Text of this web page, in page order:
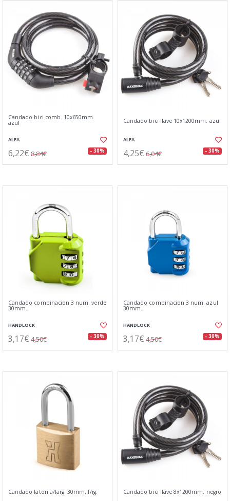
Candado bici comb. 10x650mm.
azul
ALFA
6,22€ 8,84€ - 30%
Candado bici llave 10x1200mm. azul
ALFA
4,25€ 6,04€ - 30%
Candado combinacion 3 num. verde
30mm.
HANDLOCK
3,17€ 4,50€ - 30%
Candado combinacion 3 num. azul
30mm.
HANDLOCK
3,17€ 4,50€ - 30%
Candado laton a/larg. 30mm.ll/ig. Candado bici llave 8x1200mm. negro